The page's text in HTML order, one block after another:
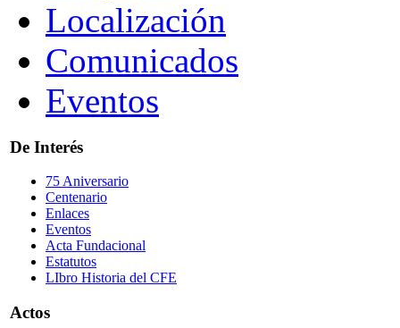
Localización
Comunicados
Eventos
De Interés
75 Aniversario
Centenario
Enlaces
Eventos
Acta Fundacional
Estatutos
LIbro Historia del CFE
Actos